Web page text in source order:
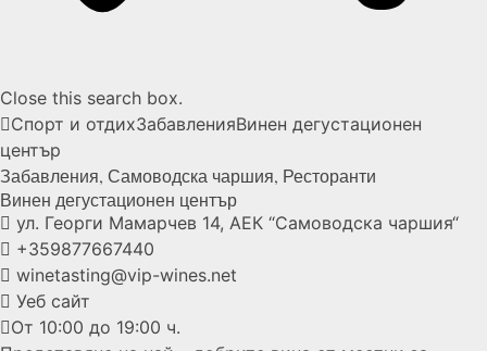
Close this search box.
Спорт и отдихЗабавленияВинен дегустационен
център
Забавления, Самоводска чаршия, Ресторанти
Винен дегустационен център
ул. Георги Мамарчев 14, АЕК “Самоводска чаршия“
+359877667440
winetasting@vip-wines.net
Уеб сайт
От 10:00 до 19:00 ч.